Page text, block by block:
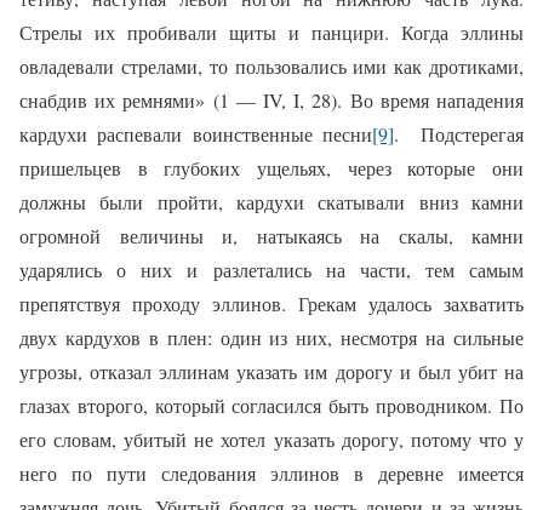
Стрелы их пробивали щиты и панцири. Когда эллины
овладевали стрелами, то пользовались ими как дротиками,
снабдив их ремнями» (1 — IV,I, 28). Во время нападения
кардухи распевали воинственные песни[9]. Подстерегая
пришельцев в глубоких ущельях, через которые они
должны были пройти, кардухи скатывали вниз камни
огромной величины и, натыкаясь на скалы, камни
ударялись о них и разлетались на части, тем самым
препятствуя проходу эллинов. Грекам удалось захватить
двух кардухов в плен: один из них, несмотря на сильные
угрозы, отказал эллинам указать им дорогу и был убит на
глазах второго, который согласился быть проводником. По
его словам, убитый не хотел указать дорогу, потому что у
него по пути следования эллинов в деревне имеется